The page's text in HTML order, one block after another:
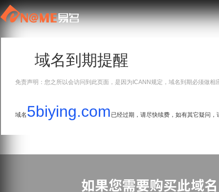
域名到期提醒
免责声明：您之所以会访问到此页面，是因为ICANN规定，域名到期必须做相
域名 5biying.com 已经过期，请尽快续费，如有其它疑问